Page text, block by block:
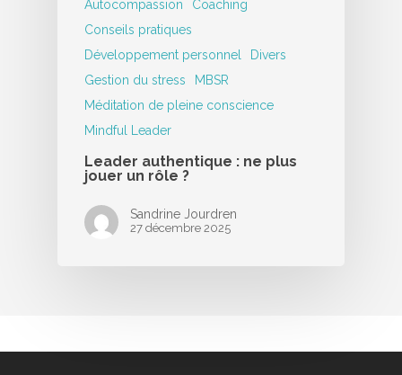
Autocompassion
Coaching
Conseils pratiques
Développement personnel
Divers
Gestion du stress
MBSR
Méditation de pleine conscience
Mindful Leader
Leader authentique : ne plus
jouer un rôle ?
Sandrine Jourdren
27 décembre 2025